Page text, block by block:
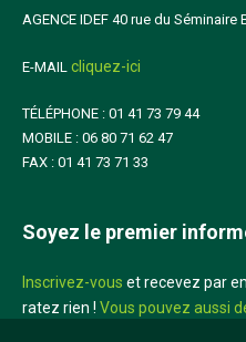
AGENCE IDEF 40 rue du
E-MAIL cliquez-ici
TÉLÉPHONE : 01 41 73 79 44
MOBILE : 06 80 71 62 47
FAX : 01 41 73 71 33
Soyez le premier
Inscrivez-vous et recevez par
ratez rien ! Vous pouvez aussi